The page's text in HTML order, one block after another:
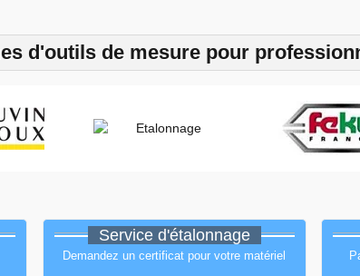
d'outils de mesure pour
Service d'étalonnage
Demandez un certificat pour votre matériel